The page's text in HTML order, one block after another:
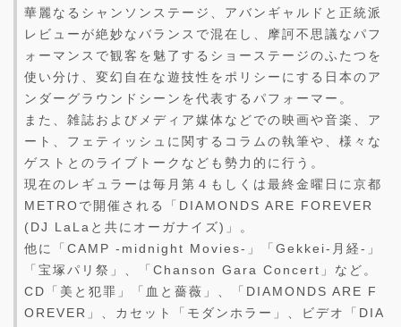
華麗なるシャンソンステージ、アバンギャルドと正統派
レビューが絶妙なバランスで混在し、摩訶不思議なパフ
ォーマンスで観客を魅了するショーステージのふたつを
使い分け、変幻自在な遊技性をポリシーにする日本のア
ンダーグラウンドシーンを代表するパフォーマー。
また、雑誌およびメディア媒体などでの映画や音楽、ア
ート、フェティッシュに関するコラムの執筆や、様々な
ゲストとのライブトークなども勢力的に行う。
現在のレギュラーは毎月第４もしくは最終金曜日に京都
METROで開催される「DIAMONDS ARE FOREVER
(DJ LaLaと共にオーガナイズ)」。
他に「CAMP -midnight Movies-」「Gekkei-月経-」
「宝塚パリ祭」、「Chanson Gara Concert」など。
CD「美と犯罪」「血と薔薇」、「DIAMONDS ARE F
OREVER」、カセット「モダンホラー」、ビデオ「DIA